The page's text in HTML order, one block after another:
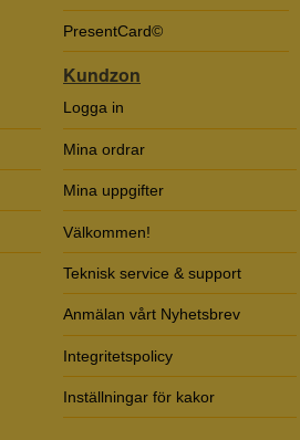
PresentCard©
Kundzon
Logga in
Mina ordrar
Mina uppgifter
Välkommen!
Teknisk service & support
Anmälan vårt Nyhetsbrev
Integritetspolicy
Inställningar för kakor